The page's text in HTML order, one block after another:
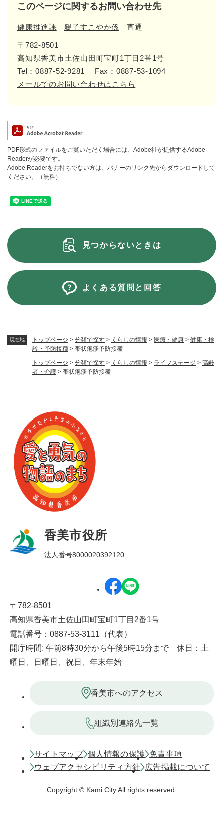
現在地 トップページ > 分類で探す > くらしの情報 > 医療・健康 > 健康・検
診・予防接種 > 帯状疱疹予防接種
トップページ > 分類で探す > くらしの情報 > ライフステージ > 高齢
者・介護 > 帯状疱疹予防接種
このページに関するお問い合わせ先
健康推進課 親子すこやか係 直通
〒782-8501
高知県香美市土佐山田町宝町1丁目2番1号
Tel：0887-52-9281
Fax：0887-53-1094
メールでのお問い合わせはこちら
PDF形式のファイルをご覧いただく場合には、Adobe社が提供するAdobe
Readerが必要です。
Adobe Readerをお持ちでない方は、バナーのリンク先からダウンロードして
ください。（無料）
見つからないときは
よくある質問と回答
香美市役所
法人番号8000020392120
〒782-8501
高知県香美市土佐山田町宝町1丁目2番1号
電話番号：0887-53-3111（代表）
開庁時間: 午前8時30分から午後5時15分まで 休日：土
曜日、日曜日、祝日、年末年始
香美市へのアクセス
組織別連絡先一覧
サイトマップ 個人情報の保護 免責事項
ウェブアクセシビリティ方針
広告掲載について
Copyright © Kami City All rights reserved.